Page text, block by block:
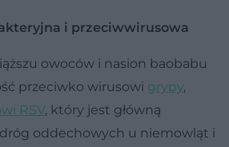
i przeciwwirusowa
owoców i nasion baobabu
przeciwko wirusowi grypy,
RSV, który jest główną
oddechowych u niemowląt i